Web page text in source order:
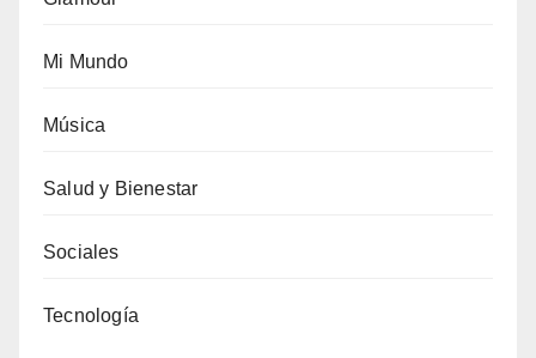
Mi Mundo
Música
Salud y Bienestar
Sociales
Tecnología